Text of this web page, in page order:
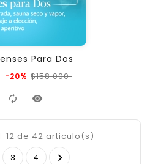
Para Dos
Precio
-20% $158.000Precio
12 de 42 articulo(s)
3 4 